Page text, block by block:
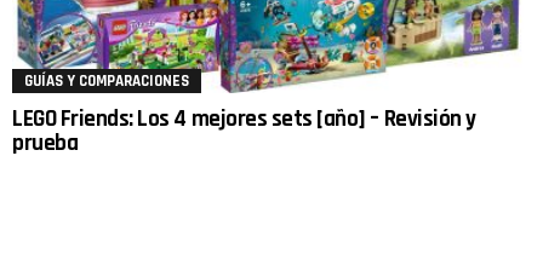
GUÍAS Y COMPARACIONES
LEGO Friends: Los 4 mejores sets [año] – Revisión y
prueba